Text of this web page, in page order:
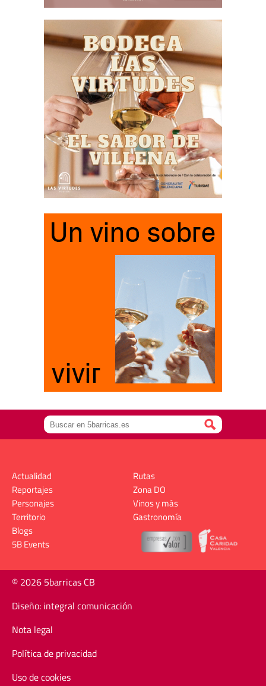
Actualidad
Reportajes
Personajes
Territorio
Rutas
Zona DO
Vinos y más
Gastronomía
Blogs
5B Events
© 2026 5barricas CB
Diseño: integral comunicación
Nota legal
Política de privacidad
Uso de cookies